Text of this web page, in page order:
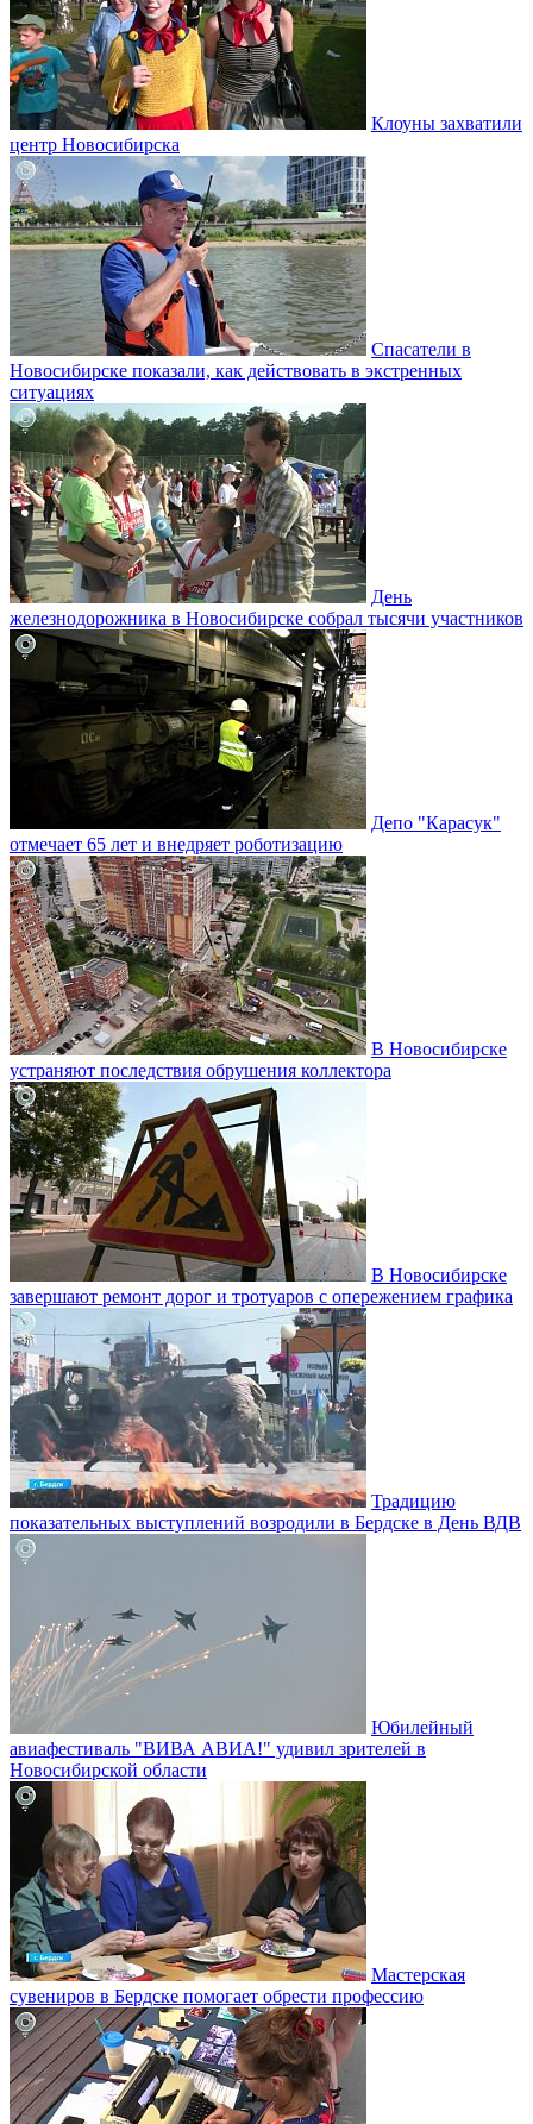
Клоуны захватили
центр Новосибирска
Спасатели в
Новосибирске показали, как действовать в экстренных
ситуациях
День
железнодорожника в Новосибирске собрал тысячи участников
Депо "Карасук"
отмечает 65 лет и внедряет роботизацию
В Новосибирске
устраняют последствия обрушения коллектора
В Новосибирске
завершают ремонт дорог и тротуаров с опережением графика
Традицию
показательных выступлений возродили в Бердске в День ВДВ
Юбилейный
авиафестиваль "ВИВА АВИА!" удивил зрителей в
Новосибирской области
Мастерская
сувениров в Бердске помогает обрести профессию